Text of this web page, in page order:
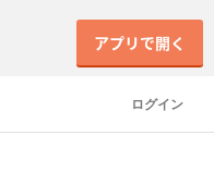
ログイン
アプリで開く